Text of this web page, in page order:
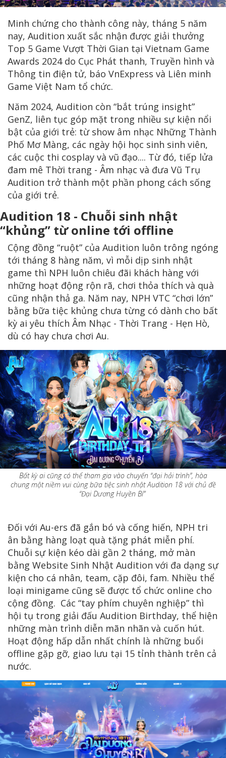
Minh chứng cho thành công này, tháng 5 năm
nay, Audition xuất sắc nhận được giải thưởng
Top 5 Game Vượt Thời Gian tại Vietnam Game
Awards 2024 do Cục Phát thanh, Truyền hình và
Thông tin điện tử, báo VnExpress và Liên minh
Game Việt Nam tổ chức.
Năm 2024, Audition còn “bắt trúng insight”
GenZ, liên tục góp mặt trong nhiều sự kiện nổi
bật của giới trẻ: từ show âm nhạc Những Thành
Phố Mơ Màng, các ngày hội học sinh sinh viên,
các cuộc thi cosplay và vũ đạo.... Từ đó, tiếp lửa
đam mê Thời trang - Âm nhạc và đưa Vũ Trụ
Audition trở thành một phần phong cách sống
của giới trẻ.
Audition 18 - Chuỗi sinh nhật
“khủng” từ online tới offline
Cộng đồng “ruột” của Audition luôn trông ngóng
tới tháng 8 hàng năm, vì mỗi dịp sinh nhật
game thì NPH luôn chiêu đãi khách hàng với
những hoạt động rộn rã, chơi thỏa thích và quà
cũng nhận thả ga. Năm nay, NPH VTC “chơi lớn”
bằng bữa tiệc khủng chưa từng có dành cho bất
kỳ ai yêu thích Âm Nhạc - Thời Trang - Hẹn Hò,
dù có hay chưa chơi Au.
Bất kỳ ai cũng có thể tham gia vào chuyến “đại hải trình”, hòa
chung một niềm vui cùng bữa tiệc sinh nhật Audition 18 với chủ đề
“Đại Dương Huyền Bí”
Đối với Au-ers đã gắn bó và cống hiến, NPH tri
ân bằng hàng loạt quà tặng phát miễn phí.
Chuỗi sự kiện kéo dài gần 2 tháng, mở màn
bằng Website Sinh Nhật Audition với đa dạng sự
kiện cho cá nhân, team, cặp đôi, fam. Nhiều thể
loại minigame cũng sẽ được tổ chức online cho
cộng đồng. Các “tay phím chuyên nghiệp” thì
hội tụ trong giải đấu Audition Birthday, thể hiện
những màn trình diễn mãn nhãn và cuốn hút.
Hoạt động hấp dẫn nhất chính là những buổi
offline gặp gỡ, giao lưu tại 15 tỉnh thành trên cả
nước.